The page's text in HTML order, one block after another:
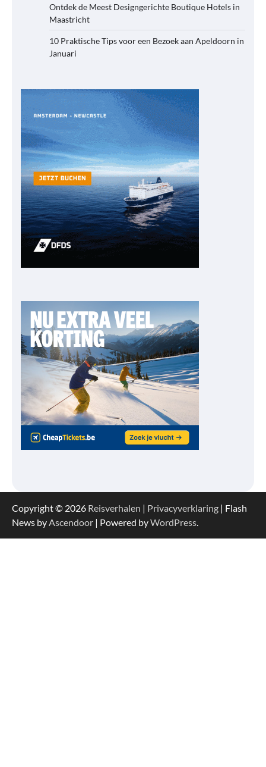
Ontdek de Meest Designgerichte Boutique Hotels in
Maastricht
10 Praktische Tips voor een Bezoek aan Apeldoorn in
Januari
Copyright © 2026 Reisverhalen | Privacyverklaring | Flash
News byAscendoor | Powered byWordPress.